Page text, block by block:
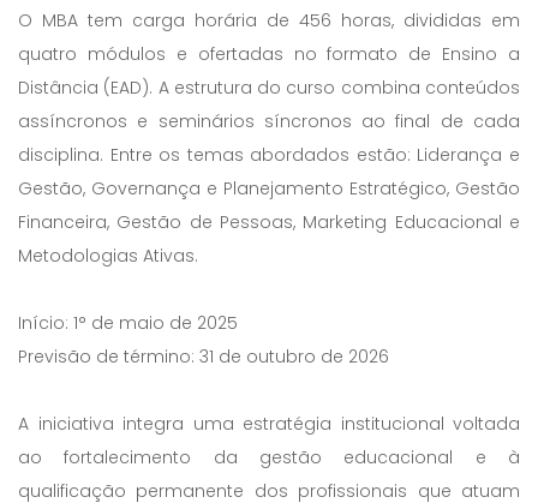
O MBA tem carga horária de 456 horas, divididas em
quatro módulos e ofertadas no formato de Ensino a
Distância (EAD). A estrutura do curso combina conteúdos
assíncronos e seminários síncronos ao final de cada
disciplina. Entre os temas abordados estão: Liderança e
Gestão, Governança e Planejamento Estratégico, Gestão
Financeira, Gestão de Pessoas, Marketing Educacional e
Metodologias Ativas.
Início: 1° de maio de 2025
Previsão de término: 31 de outubro de 2026
A iniciativa integra uma estratégia institucional voltada
ao fortalecimento da gestão educacional e à
qualificação permanente dos profissionais que atuam